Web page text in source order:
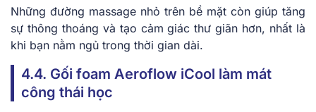
Những đường massage nhỏ trên bề mặt còn giúp tăng
sự thông thoáng và tạo cảm giác thư giãn hơn, nhất là
khi bạn nằm ngủ trong thời gian dài.
4.4. Gối foam Aeroflow iCool làm mát
công thái học